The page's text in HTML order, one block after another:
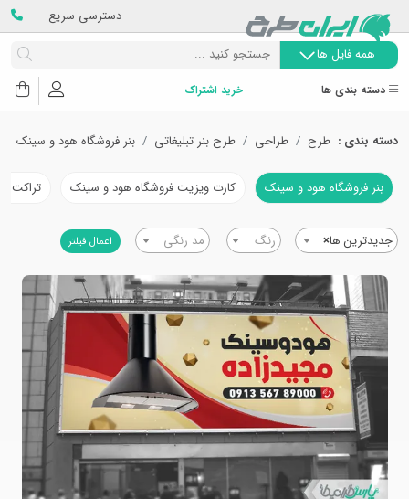
دسترسی سریع
همه فایل ها
دسته بندی ها خرید اشتراک
دسته بندی : طرح طراحی طرح بنر تبلیغاتی بنر فروشگاه هود و سینک
بنر فروشگاه هود و سینک کارت ویزیت فروشگاه هود و سینک تراکت
×جدیدترین ها رنگ مد رنگی اعمال فیلتر